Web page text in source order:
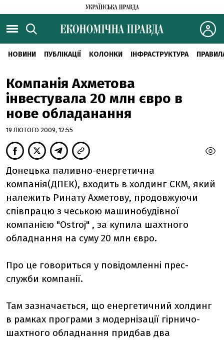
НОВИНИ ПУБЛІКАЦІЇ КОЛОНКИ ІНФРАСТРУКТУРА
Компанія Ахметова
інвестувала 20 млн євро в
нове обладанання
19 ЛЮТОГО 2009, 12:55
Донецька паливно-енергетична
компанія(ДПЕК), входить в холдинг СКМ, який
належить Ринату Ахметову, продовжуючи
співпрацю з чеською машинобудівної
компанією "Ostroj" , за купила шахтного
обладнання на суму 20 млн євро.
Про це говориться у повідомленні прес-
служби компанії.
Там зазначається, що енергетичний холдинг
в рамках програми з модернізації гірничо-
шахтного обладнання придбав два